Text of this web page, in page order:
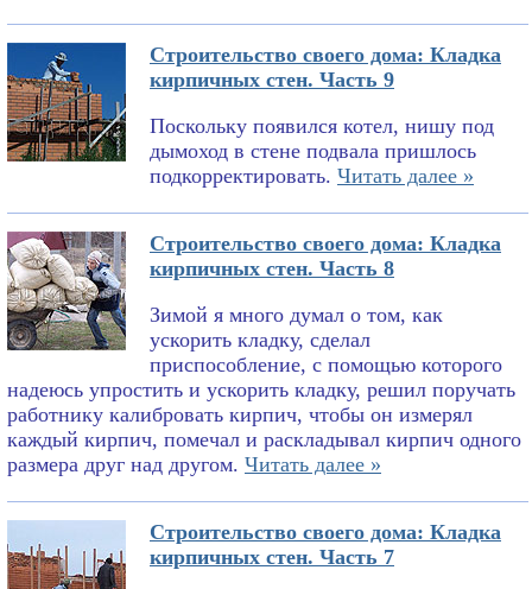
Строительство своего дома: Кладка
кирпичных стен. Часть 9
Поскольку появился котел, нишу под
дымоход в стене подвала пришлось
подкорректировать. Читать далее »
Строительство своего дома: Кладка
кирпичных стен. Часть 8
Зимой я много думал о том, как
ускорить кладку, сделал
приспособление, с помощью которого
надеюсь упростить и ускорить кладку, решил поручать
работнику калибровать кирпич, чтобы он измерял
каждый кирпич, помечал и раскладывал кирпич одного
размера друг над другом. Читать далее »
Строительство своего дома: Кладка
кирпичных стен. Часть 7